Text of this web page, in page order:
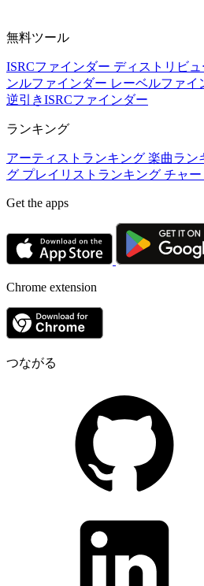
無料ツール
ISRCファインダー ディストリビ
ンルファインダー レーベルファイ
逆引きISRCファインダー
ランキング
アーティストランキング 楽曲ラン
グ プレイリストランキング チャー
Get the apps
Chrome extension
つながる